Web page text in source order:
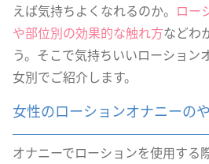
えば気持ちよくなれるのか。 ロー
や部位別の効果的な触れ方などわ
う。そこで気持ちいいローション
女別でご紹介します。
女性のローションオナニーの
オナニーでローションを使用する